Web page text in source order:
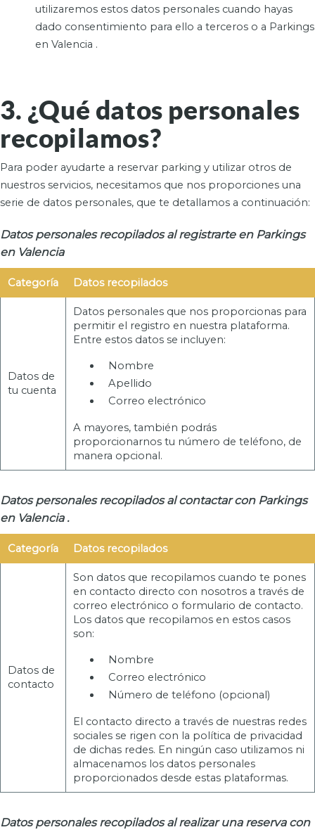
utilizaremos estos datos personales cuando hayas
dado consentimiento para ello a terceros o a Parkings
en Valencia .
3. ¿Qué datos personales
recopilamos?
Para poder ayudarte a reservar parking y utilizar otros de
nuestros servicios, necesitamos que nos proporciones una
serie de datos personales, que te detallamos a continuación:
Datos personales recopilados al registrarte en Parkings
en Valencia
Categoría Datos recopilados
Datos de
tu cuenta
Datos personales que nos proporcionas para
permitir el registro en nuestra plataforma.
Entre estos datos se incluyen:
Nombre
Apellido
Correo electrónico
A mayores, también podrás
proporcionarnos tu número de teléfono, de
manera opcional.
Datos personales recopilados al contactar con Parkings
en Valencia .
Categoría Datos recopilados
Datos de
contacto
Son datos que recopilamos cuando te pones
en contacto directo con nosotros a través de
correo electrónico o formulario de contacto.
Los datos que recopilamos en estos casos
son:
Nombre
Correo electrónico
Número de teléfono (opcional)
El contacto directo a través de nuestras redes
sociales se rigen con la política de privacidad
de dichas redes. En ningún caso utilizamos ni
almacenamos los datos personales
proporcionados desde estas plataformas.
Datos personales recopilados al realizar una reserva con